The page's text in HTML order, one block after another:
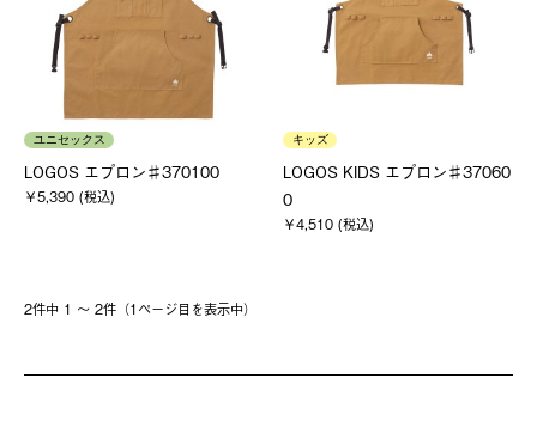
ユニセックス
LOGOS エプロン♯370100
￥5,390 (税込)
キッズ
LOGOS KIDS エプロン♯37060
0
￥4,510 (税込)
2件中 1 〜 2件（1ページ⽬を表⽰中）